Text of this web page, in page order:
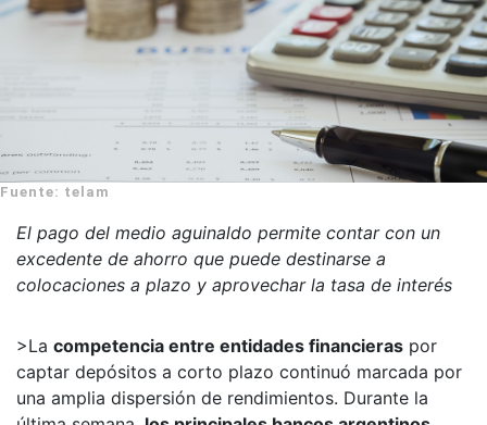
Fuente: telam
El pago del medio aguinaldo permite contar con un
excedente de ahorro que puede destinarse a
colocaciones a plazo y aprovechar la tasa de interés
>La competencia entre entidades financieras por
captar depósitos a corto plazo continuó marcada por
una amplia dispersión de rendimientos. Durante la